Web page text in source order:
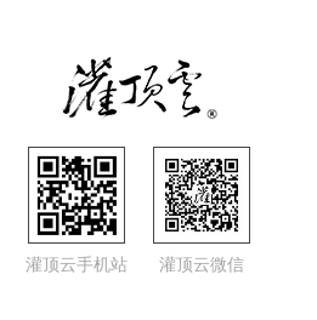
灌顶云手机站
灌顶云微信